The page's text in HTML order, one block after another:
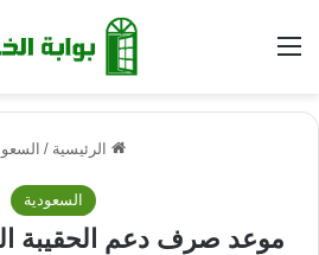
القائمة
الرئيسية /
السعودية
موعد صرف دعم الحقيبة